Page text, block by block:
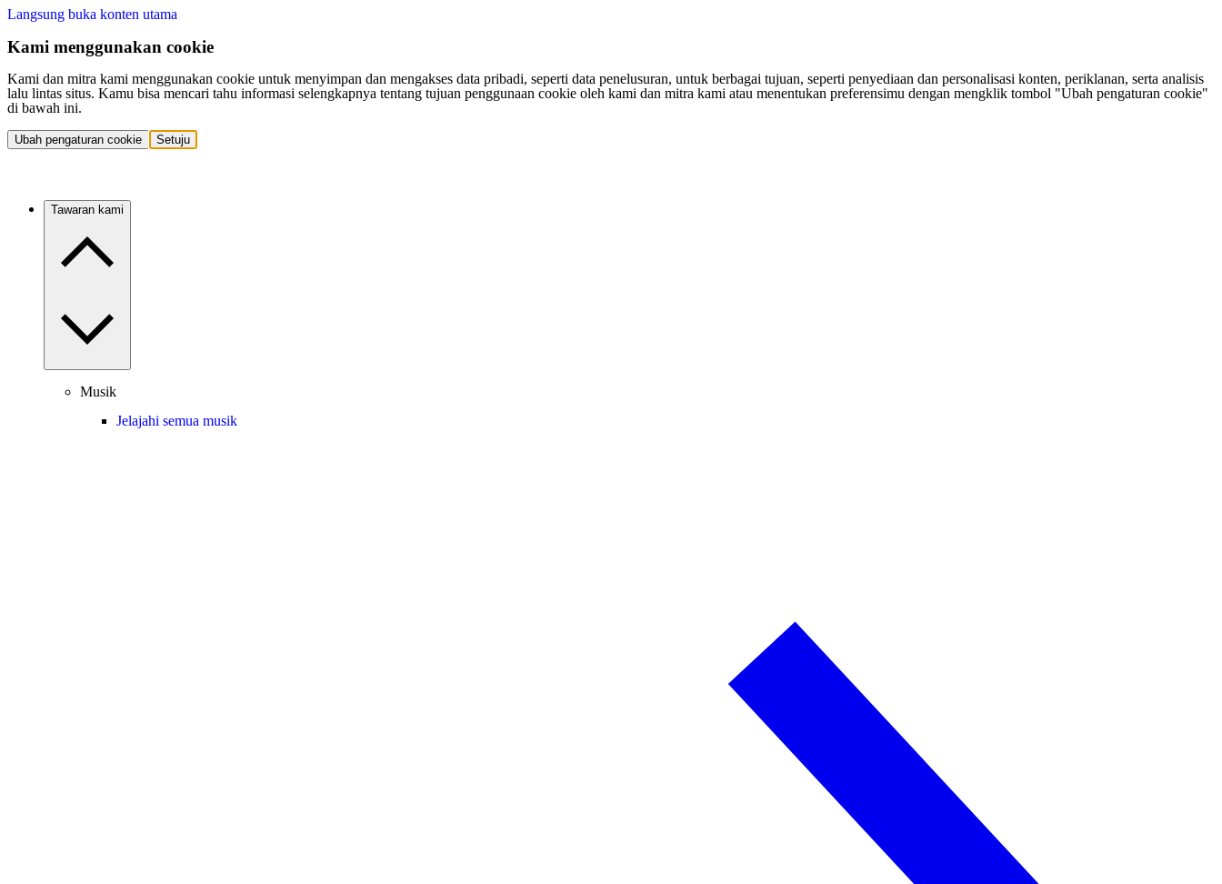
Langsung buka konten utama
Kami menggunakan cookie
Kami dan mitra kami menggunakan cookie untuk menyimpan dan mengakses data pribadi, seperti data penelusuran, untuk berbagai tujuan, seperti penyediaan dan personalisasi konten, periklanan, serta analisis
lalu lintas situs. Kamu bisa mencari tahu informasi selengkapnya tentang tujuan penggunaan cookie oleh kami dan mitra kami atau menentukan preferensimu dengan mengklik tombol "Ubah pengaturan cookie"
di bawah ini.
Ubah pengaturan cookie Setuju
Tawaran kami
Musik
Jelajahi semua musik